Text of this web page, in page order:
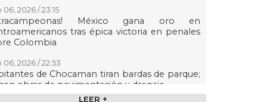
06, 2026 / 23:15
México gana oro en
tras épica victoria en penales
Colombia
06, 2026 / 22:53
de Chocaman tiran bardas de parque;
obras de pavimentación y drenaje
LEER +